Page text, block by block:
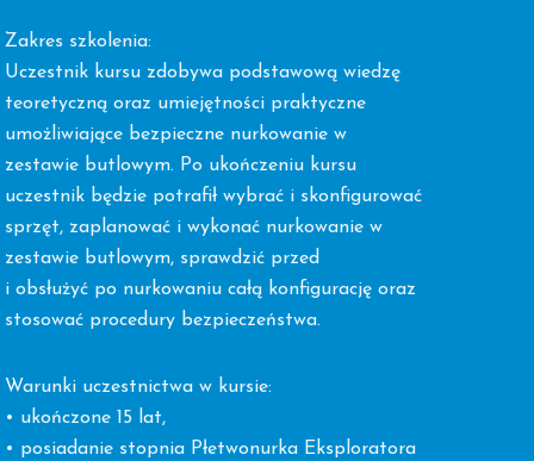
Zakres szkolenia:
Uczestnik kursu zdobywa podstawową wiedzę
teoretyczną oraz umiejętności praktyczne
umożliwiające bezpieczne nurkowanie w
zestawie butlowym. Po ukończeniu kursu
uczestnik będzie potrafił wybrać i skonfigurować
sprzęt, zaplanować i wykonać nurkowanie w
zestawie butlowym, sprawdzić przed
i obsłużyć po nurkowaniu całą konfigurację oraz
stosować procedury bezpieczeństwa.
Warunki uczestnictwa w kursie:
• ukończone 15 lat,
• posiadanie stopnia Płetwonurka Eksploratora